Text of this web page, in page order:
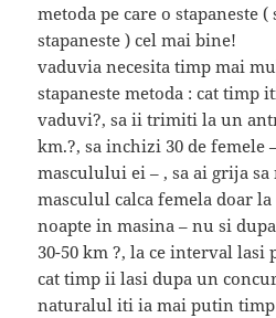
metoda pe care o stapaneste (
stapaneste ) cel mai bine!
vaduvia necesita timp mai
stapaneste metoda : cat timp
vaduvi?, sa ii trimiti la un
km.?, sa inchizi 30 de femele
masculului ei – , sa ai grija sa
masculul calca femela doar la
noapte in masina – nu si
30-50 km ?, la ce interval lasi
cat timp ii lasi dupa un
naturalul iti ia mai putin